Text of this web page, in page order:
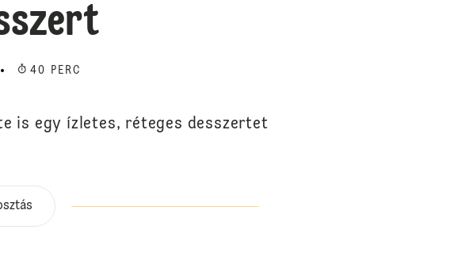
40 PERC
is egy ízletes, réteges desszertet